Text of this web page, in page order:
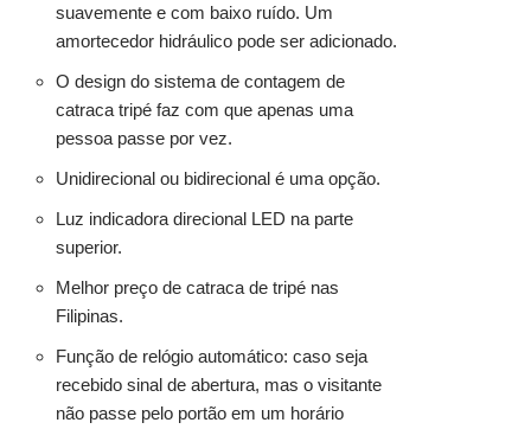
suavemente e com baixo ruído. Um
amortecedor hidráulico pode ser adicionado.
O design do sistema de contagem de
catraca tripé faz com que apenas uma
pessoa passe por vez.
Unidirecional ou bidirecional é uma opção.
Luz indicadora direcional LED na parte
superior.
Melhor preço de catraca de tripé nas
Filipinas.
Função de relógio automático: caso seja
recebido sinal de abertura, mas o visitante
não passe pelo portão em um horário